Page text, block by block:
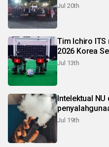
Jul 20th
Tim Ichiro ITS
2026 Korea
Jul 13th
Intelektual
Jul 19th